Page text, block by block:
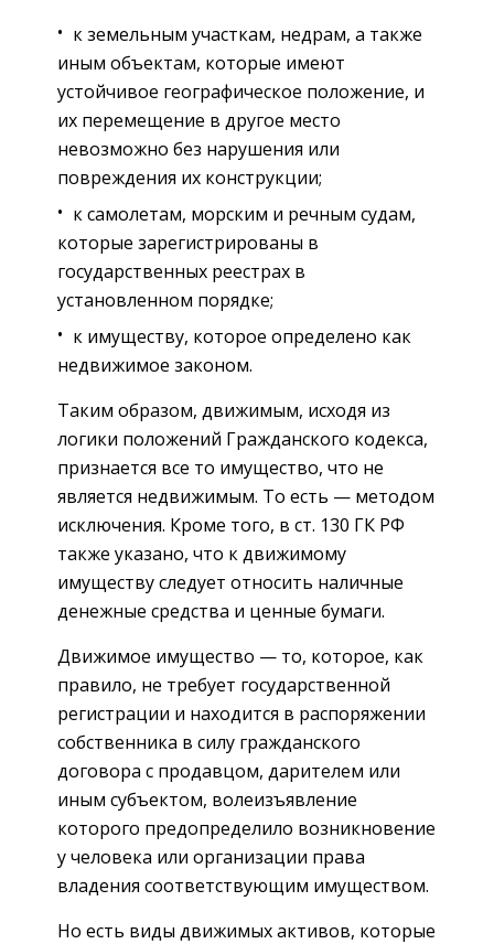
к земельным участкам, недрам, а также
иным объектам, которые имеют
устойчивое географическое положение, и
их перемещение в другое место
невозможно без нарушения или
повреждения их конструкции;
к самолетам, морским и речным судам,
которые зарегистрированы в
государственных реестрах в
установленном порядке;
к имуществу, которое определено как
недвижимое законом.
Таким образом, движимым, исходя из
логики положений Гражданского кодекса,
признается все то имущество, что не
является недвижимым. То есть — методом
исключения. Кроме того, в ст. 130 ГК РФ
также указано, что к движимому
имуществу следует относить наличные
денежные средства и ценные бумаги.
Движимое имущество — то, которое, как
правило, не требует государственной
регистрации и находится в распоряжении
собственника в силу гражданского
договора с продавцом, дарителем или
иным субъектом, волеизъявление
которого предопределило возникновение
у человека или организации права
владения соответствующим имуществом.
Но есть виды движимых активов, которые